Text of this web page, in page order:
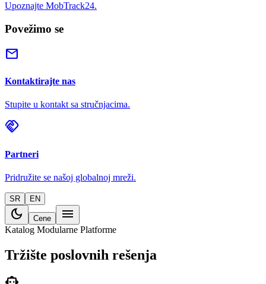
Upoznajte MobTrack24.
Povežimo se
mail
Kontaktirajte nas
Stupite u kontakt sa stručnjacima.
handshake
Partneri
Pridružite se našoj globalnoj mreži.
SR EN
dark_mode Cene menu
Katalog Modularne Platforme
Tržište poslovnih rešenja